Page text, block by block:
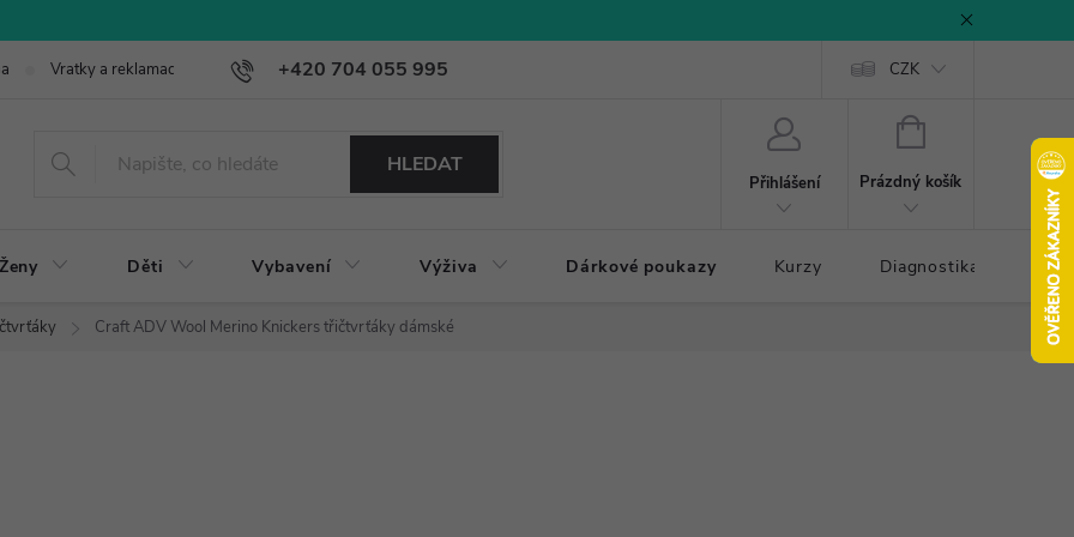
+420 704 055 995
Vratky a reklamace CZK
HLEDAT
Přihlášení
NÁKUPNÍ
Prázdný košík
Ženy Děti Vybavení Výživa Dárkové poukazy Kurzy Diagnostika došlapu
Craft ADV Wool Merino Knickers třičtvrťáky dámské